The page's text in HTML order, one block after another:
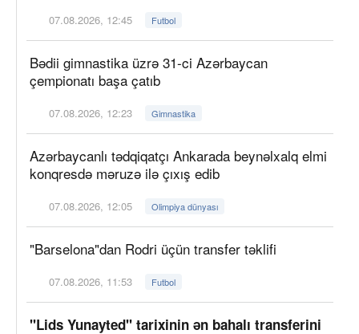
07.08.2026, 12:45 Futbol
Bədii gimnastika üzrə 31-ci Azərbaycan
çempionatı başa çatıb
07.08.2026, 12:23 Gimnastika
Azərbaycanlı tədqiqatçı Ankarada beynəlxalq elmi
konqresdə məruzə ilə çıxış edib
07.08.2026, 12:05 Olimpiya dünyası
"Barselona"dan Rodri üçün transfer təklifi
07.08.2026, 11:53 Futbol
"Lids Yunayted" tarixinin ən bahalı transferini